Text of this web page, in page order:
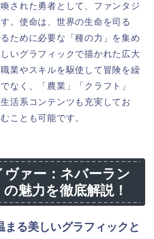
された勇者として、ファンタジ
。使命は、世界の生命を司る
ために必要な「種の力」を集め
いグラフィックで描かれた広大
業やスキルを駆使して冒険を繰
なく、「農業」「クラフト」
活系コンテンツも充実してお
ことも可能です。
ァー：ネバーラン
魅力を徹底解説！
まる美しいグラフィックと